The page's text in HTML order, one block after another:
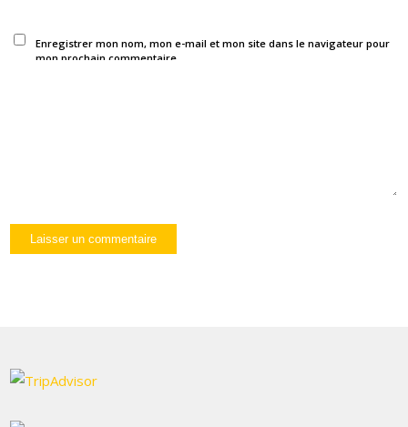
Enregistrer mon nom, mon e-mail et mon site dans le navigateur pour
mon prochain commentaire.